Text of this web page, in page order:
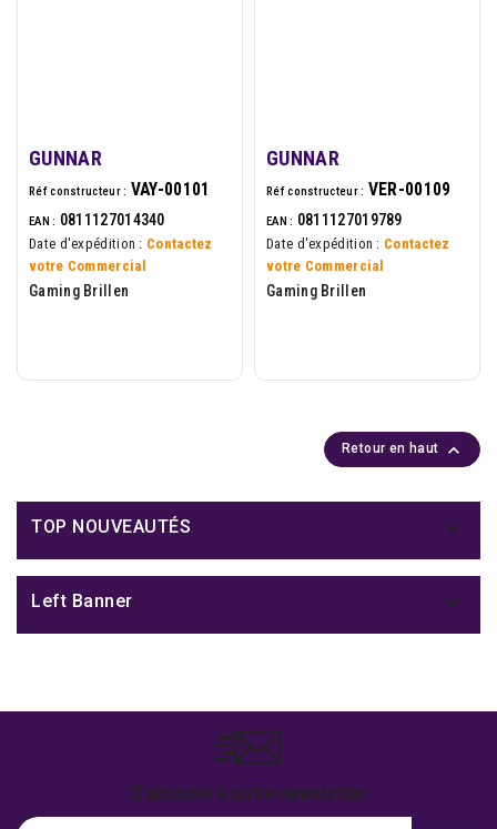
GUNNAR
Réf constructeur : VAY-00101
EAN : 0811127014340
Date d'expédition : Contactez
votre Commercial
Gaming Brillen
GUNNAR
Réf constructeur : VER-00109
EAN : 0811127019789
Date d'expédition : Contactez
votre Commercial
Gaming Brillen
Retour en haut 
TOP NOUVEAUTÉS 
Left Banner 
S'abonner à notre newsletter